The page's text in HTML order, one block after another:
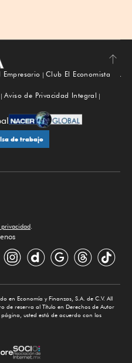
Subir
Empresario
Club El Economista
Aviso de Privacidad Integral
de trabajo
en Economía y Finanzas, S.A. de C.V. All
de reserva al Título en Derechos de Autor
usted está de acuerdo con los